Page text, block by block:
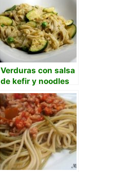
Verduras con salsa
de kefir y noodles
de arroz